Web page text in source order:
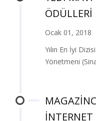
ÖDÜLLERİ
Ocak 01, 2018
Yılın En İyi
Yönetmeni